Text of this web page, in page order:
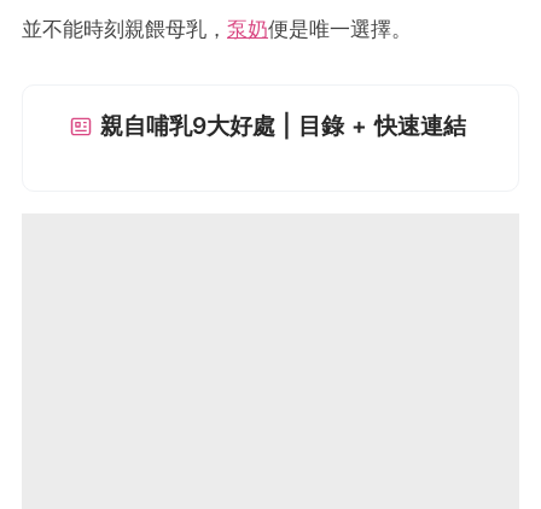
並不能時刻親餵母乳， 泵奶便是唯一選擇。
親自哺乳9大好處 | 目錄 + 快速連結